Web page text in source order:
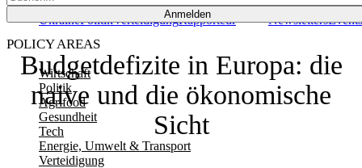
Anmelden
POLICY AREAS
Wirtschaft
Politik
Agrifood
Gesundheit
Tech
Energie, Umwelt & Transport
Verteidigung
UkrainePolitikVerteidigungRapporteur NewslettersEvents
Budgetdefizite in Europa: die
naive und die ökonomische
Sicht